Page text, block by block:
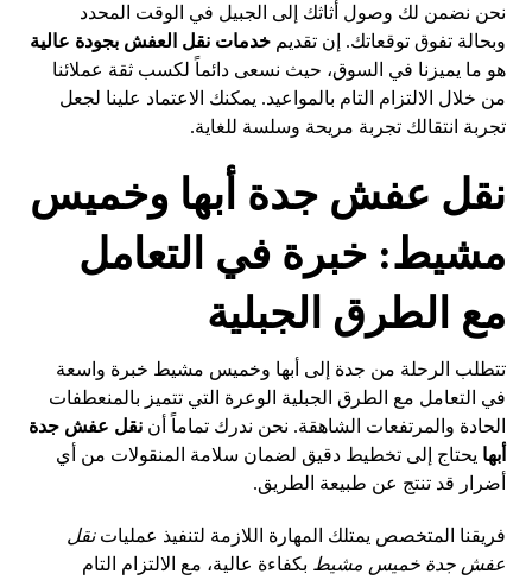
نحن نضمن لك وصول أثاثك إلى الجبيل في الوقت المحدد
وبحالة تفوق توقعاتك. إن تقديمخدمات نقل العفش بجودة عالية
هو ما يميزنا في السوق، حيث نسعى دائماً لكسب ثقة عملائنا
من خلال الالتزام التام بالمواعيد. يمكنك الاعتماد علينا لجعل
تجربة انتقالك تجربة مريحة وسلسة للغاية.
نقل عفش جدة أبها وخميس
مشيط: خبرة في التعامل
مع الطرق الجبلية
تتطلب الرحلة من جدة إلى أبها وخميس مشيط خبرة واسعة
في التعامل مع الطرق الجبلية الوعرة التي تتميز بالمنعطفات
الحادة والمرتفعات الشاهقة. نحن ندرك تماماً أننقل عفش جدة
أبها يحتاج إلى تخطيط دقيق لضمان سلامة المنقولات من أي
أضرار قد تنتج عن طبيعة الطريق.
فريقنا المتخصص يمتلك المهارة اللازمة لتنفيذ عملياتنقل
عفش جدة خميس مشيط بكفاءة عالية، مع الالتزام التام